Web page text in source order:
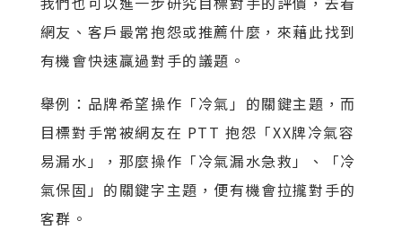
網友、客戶最常抱怨或推薦什麼，來藉此找到
有機會快速贏過對手的議題。
舉例：品牌希望操作「冷氣」的關鍵主題，而
目標對手常被網友在 PTT 抱怨「XX牌冷氣容
易漏水」，那麼操作「冷氣漏水急救」、「冷
氣保固」的關鍵字主題，便有機會拉攏對手的
客群。